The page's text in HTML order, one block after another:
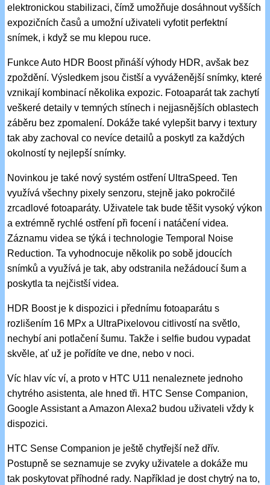
elektronickou stabilizaci, čímž umožňuje dosáhnout vyšších
expozičních časů a umožní uživateli vyfotit perfektní
snímek, i když se mu klepou ruce.
Funkce Auto HDR Boost přináší výhody HDR, avšak bez
zpoždění. Výsledkem jsou čistší a vyváženější snímky, které
vznikají kombinací několika expozic. Fotoaparát tak zachytí
veškeré detaily v temných stínech i nejjasnějších oblastech
záběru bez zpomalení. Dokáže také vylepšit barvy i textury
tak aby zachoval co nevíce detailů a poskytl za každých
okolností ty nejlepší snímky.
Novinkou je také nový systém ostření UltraSpeed. Ten
využívá všechny pixely senzoru, stejně jako pokročilé
zrcadlové fotoaparáty. Uživatele tak bude těšit vysoký výkon
a extrémně rychlé ostření při focení i natáčení videa.
Záznamu videa se týká i technologie Temporal Noise
Reduction. Ta vyhodnocuje několik po sobě jdoucích
snímků a využívá je tak, aby odstranila nežádoucí šum a
poskytla ta nejčistší videa.
HDR Boost je k dispozici i přednímu fotoaparátu s
rozlišením 16 MPx a UltraPixelovou citlivostí na světlo,
nechybí ani potlačení šumu. Takže i selfie budou vypadat
skvěle, ať už je pořídíte ve dne, nebo v noci.
Víc hlav víc ví, a proto v HTC U11 nenaleznete jednoho
chytrého asistenta, ale hned tři. HTC Sense Companion,
Google Assistant a Amazon Alexa2 budou uživateli vždy k
dispozici.
HTC Sense Companion je ještě chytřejší než dřív.
Postupně se seznamuje se zvyky uživatele a dokáže mu
tak poskytovat příhodné rady. Například je dost chytrý na to,